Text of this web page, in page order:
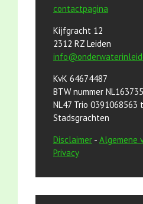
contactpagina
Kijfgracht 12
2312 RZ Leiden
KvK 64674487
BTW nummer
NL47 Trio 0391068563
Stadsgrachten
Disclaimer - Algemene
Privacy